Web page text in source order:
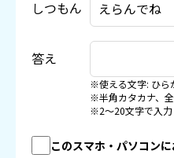
しつもん
答え
※使える文字: ひら
※半角カタカナ、
※2〜20文字で入力
このスマホ・パソコン